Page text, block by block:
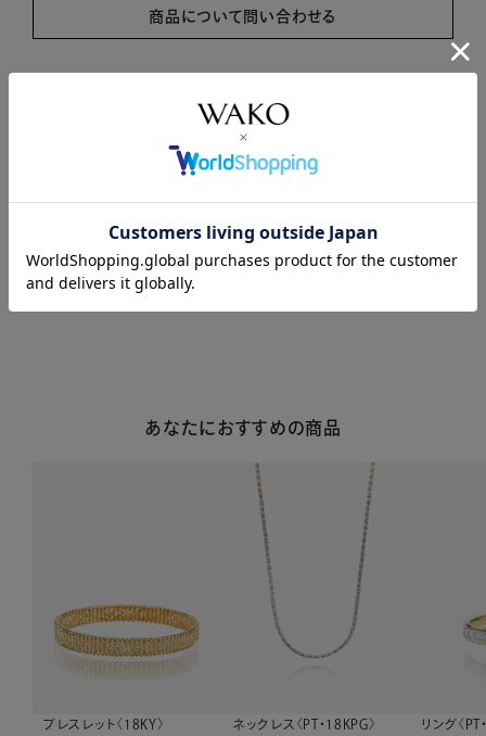
商品について問い合わせる
注意事項・キャンセル・返品
あなたにおすすめの商品
ブレスレット〈18KY〉 ネックレス〈PT・18KPG〉
リング〈